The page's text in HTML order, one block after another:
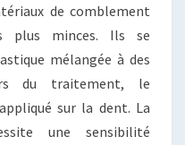
de comblement
plus minces. Ils se
mélangée à des
du traitement, le
sur la dent. La
une sensibilité